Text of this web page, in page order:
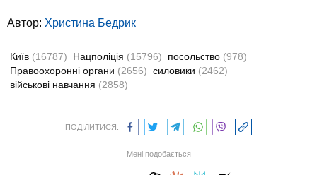
Автор: Христина Бедрик
Київ (16787) Нацполіція (15796) посольство (978)
Правоохоронні органи (2656) силовики (2462)
військові навчання (2858)
ПОДІЛИТИСЯ:
Мені подобається